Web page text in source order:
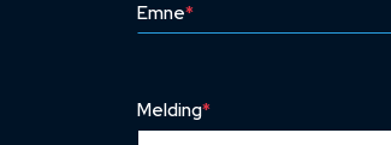
Emne*
Melding*